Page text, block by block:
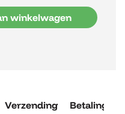
winkelwagen
Verzending Betaling